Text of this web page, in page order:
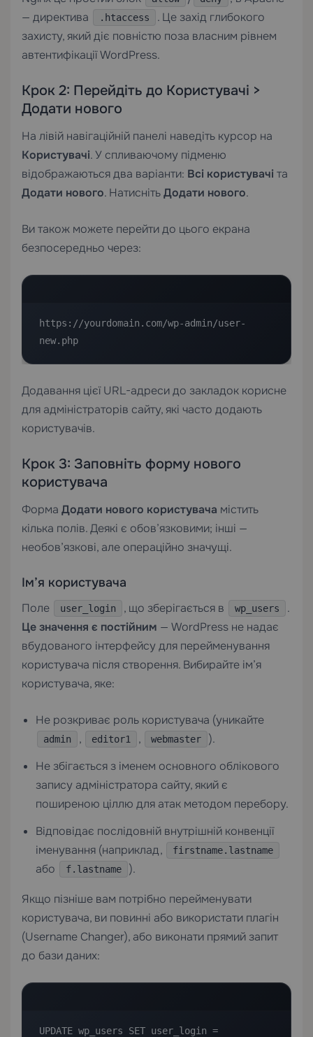
— директива
.htaccess
. Це захід глибокого
захисту, який діє повністю поза власним рівнем
автентифікації WordPress.
Крок 2: Перейдіть до Користувачі >
Додати нового
На лівій навігаційній панелі наведіть курсор на
Користувачі. У спливаючому підменю
відображаються два варіанти: Всі користувачіта
Додати нового. НатиснітьДодати нового.
Ви також можете перейти до цього екрана
безпосередньо через:
https://yourdomain.com/wp-admin/user-
new.php
Додавання цієї URL-адреси до закладок корисне
для адміністраторів сайту, які часто додають
користувачів.
Крок 3: Заповніть форму нового
користувача
Форма Додати нового користувача містить
кілька полів. Деякі є обов’язковими; інші —
необов’язкові, але операційно значущі.
Ім’я користувача
Поле user_login , що зберігається в wp_users
.
Це значення є постійним — WordPress не надає
вбудованого інтерфейсу для перейменування
користувача після створення. Вибирайте ім’я
користувача, яке:
Не розкриває роль користувача (уникайте
admin , editor1 , webmaster
).
Не збігається з іменем основного облікового
запису адміністратора сайту, який є
поширеною ціллю для атак методом перебору.
Відповідає послідовній внутрішній конвенції
іменування (наприклад,
firstname.lastname
або f.lastname ).
Якщо пізніше вам потрібно перейменувати
користувача, ви повинні або використати плагін
(Username Changer), або виконати прямий запит
до бази даних:
UPDATE wp_users SET user_login =